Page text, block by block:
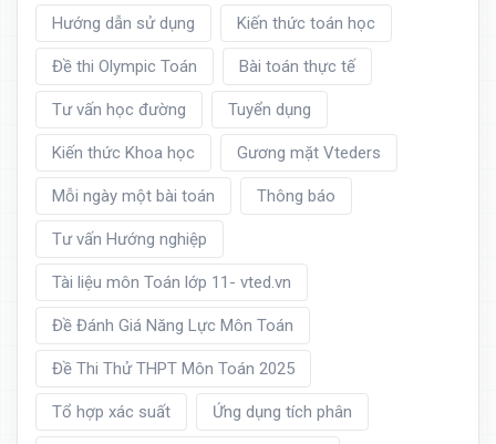
Hướng dẫn sử dụng Kiến thức toán học
Đề thi Olympic Toán Bài toán thực tế
Tư vấn học đường Tuyển dụng
Kiến thức Khoa học Gương mặt Vteders
Mỗi ngày một bài toán Thông báo
Tư vấn Hướng nghiệp
Tài liệu môn Toán lớp 11- vted.vn
Đề Đánh Giá Năng Lực Môn Toán
Đề Thi Thử THPT Môn Toán 2025
Tổ hợp xác suất Ứng dụng tích phân